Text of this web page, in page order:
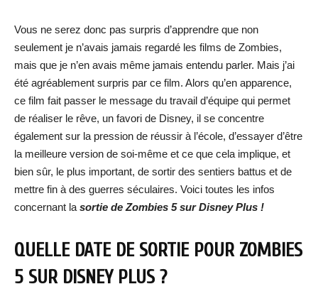
Vous ne serez donc pas surpris d’apprendre que non
seulement je n’avais jamais regardé les films de Zombies,
mais que je n’en avais même jamais entendu parler. Mais j’ai
été agréablement surpris par ce film. Alors qu’en apparence,
ce film fait passer le message du travail d’équipe qui permet
de réaliser le rêve, un favori de Disney, il se concentre
également sur la pression de réussir à l’école, d’essayer d’être
la meilleure version de soi-même et ce que cela implique, et
bien sûr, le plus important, de sortir des sentiers battus et de
mettre fin à des guerres séculaires. Voici toutes les infos
concernant la sortie de Zombies 5 sur Disney Plus !
QUELLE DATE DE SORTIE POUR ZOMBIES
5 SUR DISNEY PLUS ?